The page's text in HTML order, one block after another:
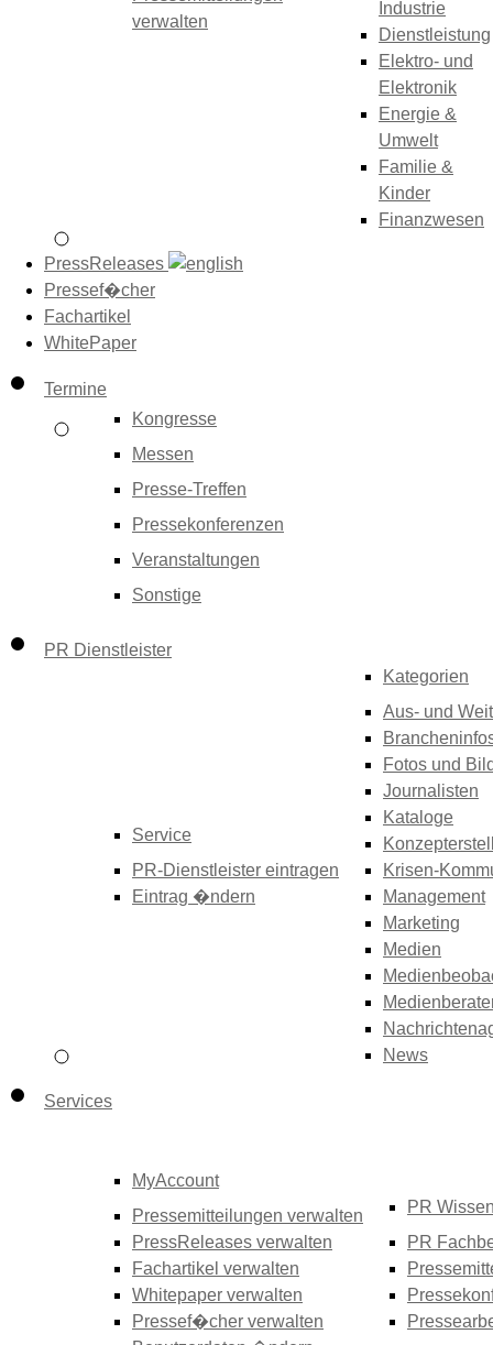
verwalten
Industrie
Dienstleistung
Elektro- und
Elektronik
Energie &
Umwelt
Familie &
Kinder
Finanzwesen
PressReleases
Pressef�cher
Fachartikel
WhitePaper
Termine
Kongresse
Messen
Presse-Treffen
Pressekonferenzen
Veranstaltungen
Sonstige
PR Dienstleister
Service
PR-Dienstleister eintragen
Eintrag �ndern
Kategorien
Aus- und
Fotos und
Journalisten
Kataloge
Krisen-
Management
Marketing
Medien
News
Services
MyAccount
Pressemitteilungen verwalten
PressReleases verwalten
Fachartikel verwalten
Whitepaper verwalten
Pressef�cher verwalten
PR
PR